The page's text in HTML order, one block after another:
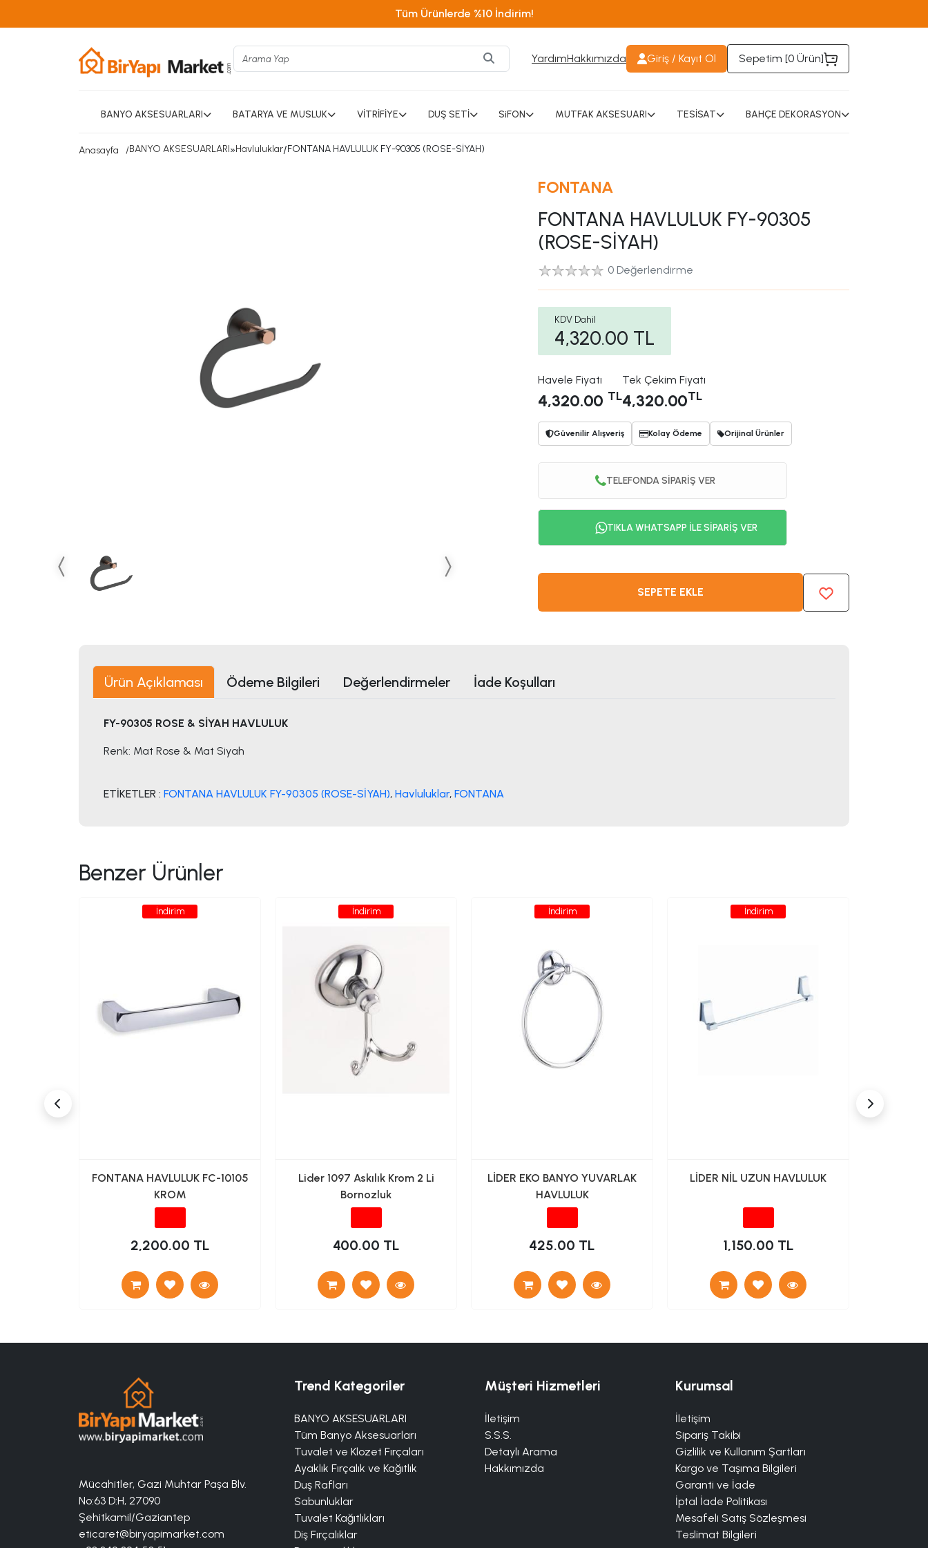
Tüm Ürünlerde %10 İndirim!
YardımHakkımızda Giriş / Kayıt Ol Sepetim [0 Ürün]
BANYO AKSESUARLARI BATARYA VE MUSLUK VİTRİFİYE DUŞ SETİ SiFON MUTFAK AKSESUARI TESİSAT BAHÇE DEKORASYON
Anasayfa BANYO AKSESUARLARI»Havluluklar/FONTANA HAVLULUK FY-90305 (ROSE-SİYAH)
FONTANA
FONTANA HAVLULUK FY-90305
(ROSE-SİYAH)
0 Değerlendirme
KDV Dahil
4,320.00 TL
Havele Fiyatı
4,320.00 TL
Tek Çekim Fiyatı
4,320.00TL
Güvenilir Alışveriş Kolay Ödeme Orijinal Ürünler
TELEFONDA SİPARİŞ VER
TIKLA WHATSAPP İLE SİPARİŞ VER
SEPETE EKLE
Ürün Açıklaması Ödeme Bilgileri Değerlendirmeler İade Koşulları
FY-90305 ROSE & SİYAH HAVLULUK
Renk: Mat Rose & Mat Siyah
ETİKETLER : FONTANA HAVLULUK FY-90305 (ROSE-SİYAH), Havluluklar, FONTANA
Benzer Ürünler
İndirim
FONTANA HAVLULUK FC-10105
KROM
2,200.00 TL
İndirim
Lider 1097 Askılık Krom 2 Li
Bornozluk
400.00 TL
İndirim
LİDER EKO BANYO YUVARLAK
HAVLULUK
425.00 TL
İndirim
LİDER NİL UZUN HAVLULUK
1,150.00 TL
Mücahitler, Gazi Muhtar Paşa Blv.
No:63 D:H, 27090
Şehitkamil/Gaziantep
eticaret@biryapimarket.com
Trend Kategoriler
BANYO AKSESUARLARI
Tüm Banyo Aksesuarları
Tuvalet ve Klozet Fırçaları
Ayaklık Fırçalık ve Kağıtlık
Duş Rafları
Sabunluklar
Tuvalet Kağıtlıkları
Diş Fırçalıklar
Kurumsal
İletişim
Sipariş Takibi
Gizlilik ve Kullanım Şartları
Kargo ve Taşıma Bilgileri
Garanti ve İade
İptal İade Politikası
Mesafeli Satış Sözleşmesi
Teslimat Bilgileri
Müşteri Hizmetleri
İletişim
S.S.S.
Detaylı Arama
Hakkımızda